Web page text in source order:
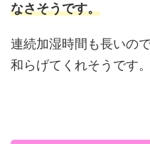
なさそうです。
連続加湿時間も長いの
和らげてくれそうです。